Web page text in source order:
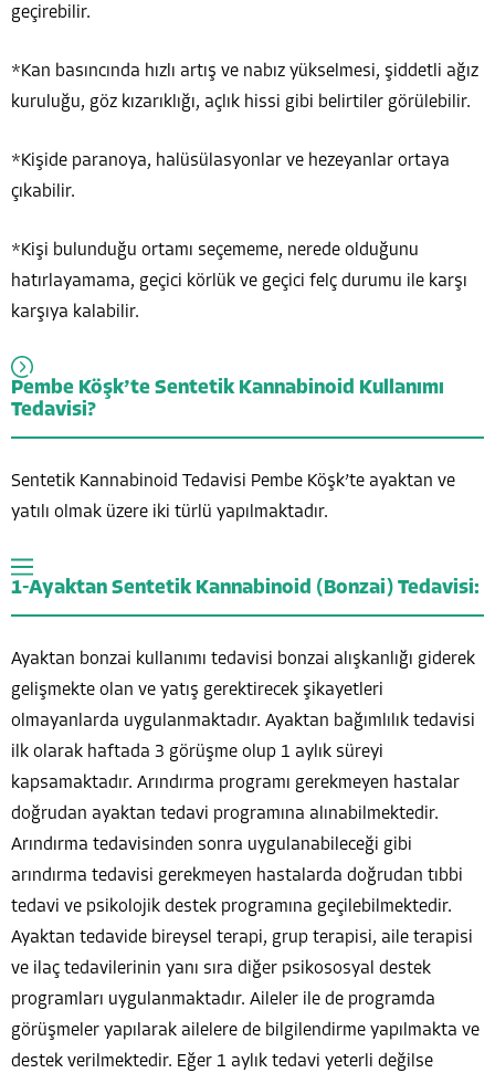
geçirebilir.
*Kan basıncında hızlı artış ve nabız yükselmesi, şiddetli ağız
kuruluğu, göz kızarıklığı, açlık hissi gibi belirtiler görülebilir.
*Kişide paranoya, halüsülasyonlar ve hezeyanlar ortaya
çıkabilir.
*Kişi bulunduğu ortamı seçememe, nerede olduğunu
hatırlayamama, geçici körlük ve geçici felç durumu ile karşı
karşıya kalabilir.
Pembe Köşk’te Sentetik Kannabinoid Kullanımı
Tedavisi?
Sentetik Kannabinoid Tedavisi Pembe Köşk’te ayaktan ve
yatılı olmak üzere iki türlü yapılmaktadır.
1-Ayaktan Sentetik Kannabinoid (Bonzai) Tedavisi:
Ayaktan bonzai kullanımı tedavisi bonzai alışkanlığı giderek
gelişmekte olan ve yatış gerektirecek şikayetleri
olmayanlarda uygulanmaktadır. Ayaktan bağımlılık tedavisi
ilk olarak haftada 3 görüşme olup 1 aylık süreyi
kapsamaktadır. Arındırma programı gerekmeyen hastalar
doğrudan ayaktan tedavi programına alınabilmektedir.
Arındırma tedavisinden sonra uygulanabileceği gibi
arındırma tedavisi gerekmeyen hastalarda doğrudan tıbbi
tedavi ve psikolojik destek programına geçilebilmektedir.
Ayaktan tedavide bireysel terapi, grup terapisi, aile terapisi
ve ilaç tedavilerinin yanı sıra diğer psikososyal destek
programları uygulanmaktadır. Aileler ile de programda
görüşmeler yapılarak ailelere de bilgilendirme yapılmakta ve
destek verilmektedir. Eğer 1 aylık tedavi yeterli değilse